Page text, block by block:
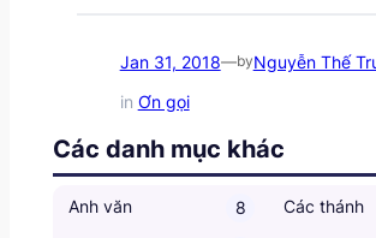
Jan 31, 2018—byNguyễn Thế
in Ơn gọi
Các danh mục khác
Anh văn 8 Các thánh